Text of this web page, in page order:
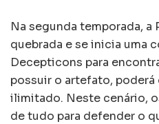
Na segunda temporada, a
quebrada e se inicia uma
Decepticons para
possuir o artefato,
ilimitado. Neste cenário,
de tudo para defender o